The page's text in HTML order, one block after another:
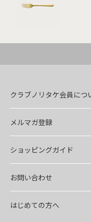
クラブノリタケ会員につ
メルマガ登録
ショッピングガイド
お問い合わせ
はじめての方へ